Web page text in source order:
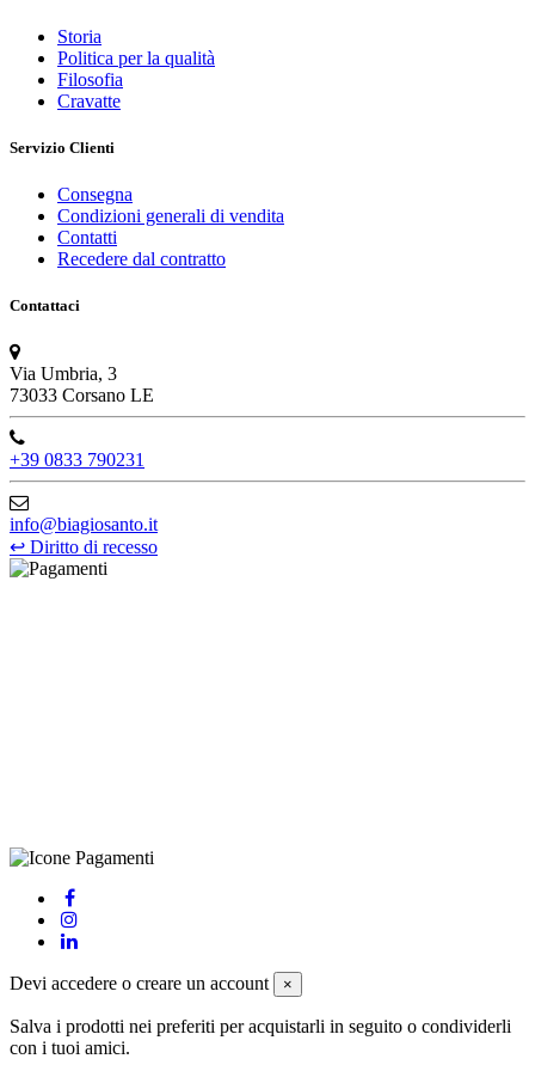
Storia
Politica per la qualità
Filosofia
Cravatte
Servizio Clienti
Consegna
Condizioni generali di vendita
Contatti
Recedere dal contratto
Contattaci
Via Umbria, 3
73033 Corsano LE
+39 0833 790231
info@biagiosanto.it
↩ Diritto di recesso
Devi accedere o creare un account ×
Salva i prodotti nei preferiti per acquistarli in seguito o condividerli
con i tuoi amici.